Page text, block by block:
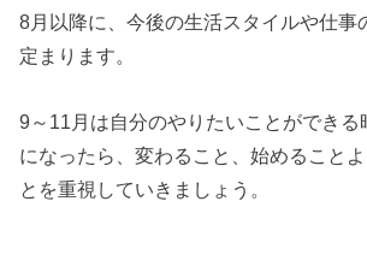
8月以降に、今後の生活スタイルや仕事
定まります。
9～11月は自分のやりたいことができる
になったら、変わること、始めること
とを重視していきましょう。